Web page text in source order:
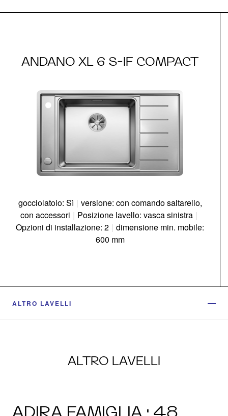
ANDANO XL 6 S-IF COMPACT
gocciolatoio: Sì | versione: con comando saltarello,
con accessori | Posizione lavello: vasca sinistra |
Opzioni di installazione: 2 | dimensione min. mobile:
600 mm
ALTRO LAVELLI
ALTRO LAVELLI
ADIRA FAMIGLIA · 48